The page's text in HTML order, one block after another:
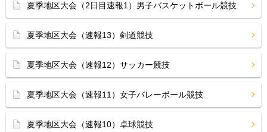
夏季地区大会（2日目速報1）男子バスケットボール競技
夏季地区大会（速報13）剣道競技
夏季地区大会（速報12）サッカー競技
夏季地区大会（速報11）女子バレーボール競技
夏季地区大会（速報10）卓球競技